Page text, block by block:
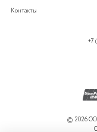
Контакты
+7
© 2026